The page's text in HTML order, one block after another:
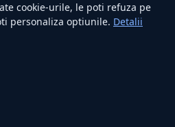
cookie-urile, le poti refuza pe
personaliza optiunile. Detalii